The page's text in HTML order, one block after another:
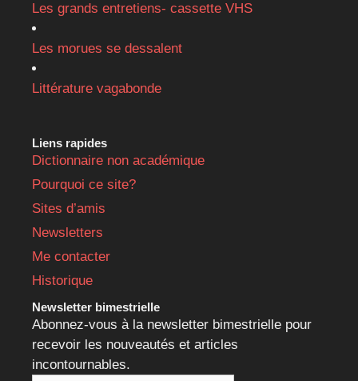
Les grands entretiens- cassette VHS
Les morues se dessalent
Littérature vagabonde
Liens rapides
Dictionnaire non académique
Pourquoi ce site?
Sites d’amis
Newsletters
Me contacter
Historique
Newsletter bimestrielle
Abonnez-vous à la newsletter bimestrielle pour
recevoir les nouveautés et articles
incontournables.